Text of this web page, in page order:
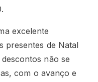
excelente
presentes de Natal
não se
com o avanço e